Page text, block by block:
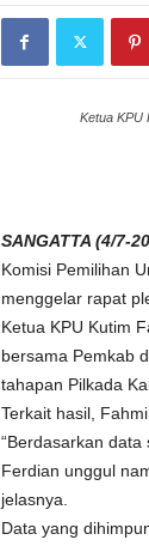
Ketua KPU
SANGATTA (4/7-
Komisi Pemilihan
menggelar rapat
Ketua KPU Kutim
bersama Pemkab
tahapan Pilkada
Terkait hasil,
“Berdasarkan
Ferdian unggul
jelasnya.
Data yang